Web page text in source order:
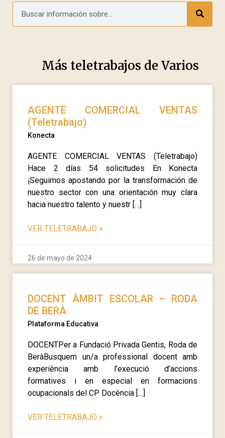
Más teletrabajos deVarios
AGENTE COMERCIAL VENTAS
(Teletrabajo)
Konecta
AGENTE COMERCIAL VENTAS (Teletrabajo)
Hace 2 días 54 solicitudes En Konecta
¡Seguimos apostando por la transformación de
nuestro sector con una orientación muy clara
hacia nuestro talento y nuestr […]
VER TELETRABAJO »
26 de mayo de 2024
DOCENT ÀMBIT ESCOLAR – RODA
DE BERÀ
Plataforma Educativa
DOCENTPer a Fundació Privada Gentis, Roda de
BeràBusquem un/a professional docent amb
experiència amb l’execució d’accions
formatives i en especial en formacions
ocupacionals del CP Docència […]
VER TELETRABAJO »